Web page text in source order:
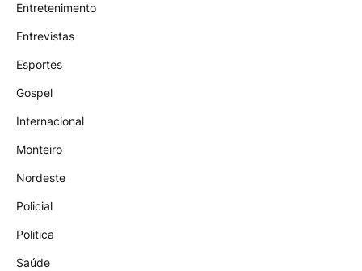
Entretenimento
Entrevistas
Esportes
Gospel
Internacional
Monteiro
Nordeste
Policial
Politica
Saúde